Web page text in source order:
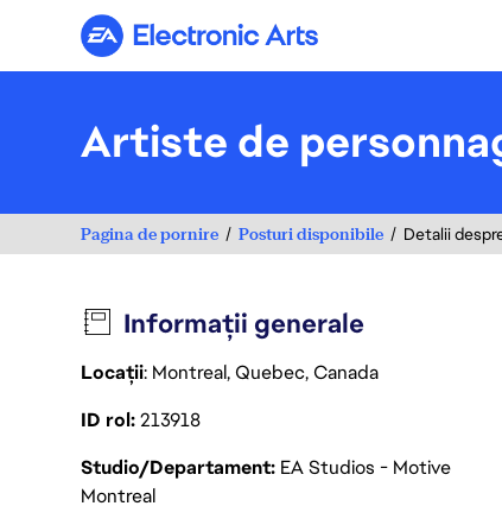
Electronic Arts
Artiste de
Pagina de pornire Posturi disponibile Detalii
Informații generale
Locații: Montreal, Quebec, Canada
ID rol213918
Studio/Departament EA Studios - Motive
Montreal